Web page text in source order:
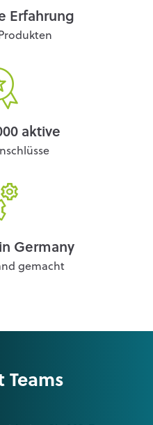
Erfahrung
aktive
Germany
gemacht
Teams